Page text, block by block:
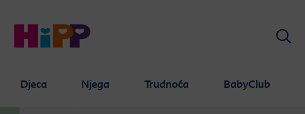
Djeca Njega Trudnoća BabyClub
Traži